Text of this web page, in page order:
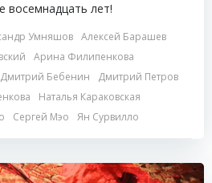
восемнадцать лет!
Умняшов Алексей Барашев
Арина Филипенкова
Дмитрий Бебенин
Дмитрий Петров
Наталья Караковская
Сергей Мэо Ян Сурвилло